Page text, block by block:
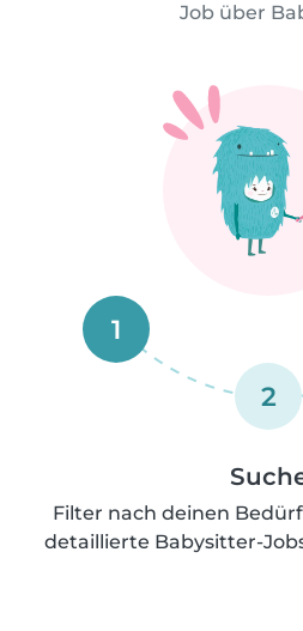
Job über
1
2
Filter nach deinen
detaillierte Babysitter-